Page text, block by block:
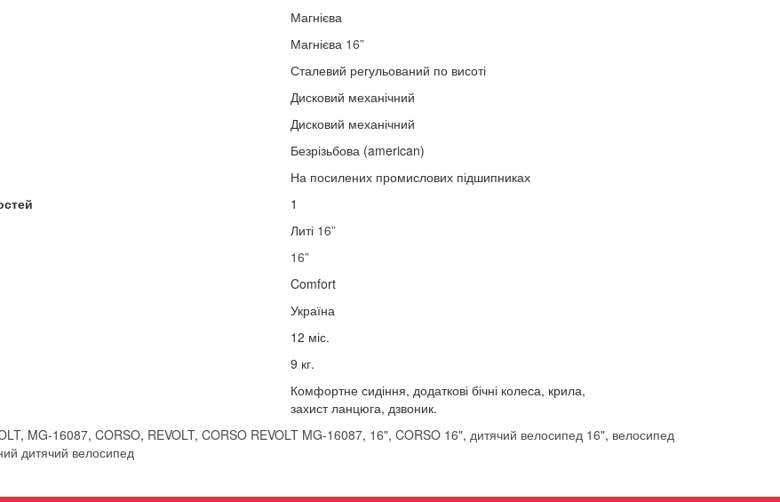
Магнієва
Магнієва 16”
Сталевий регульований по висоті
Дисковий механічний
Дисковий механічний
Безрізьбова (american)
На посилених промислових підшипниках
1
Литі 16”
16”
Comfort
Україна
12 міс.
9 кг.
Комфортне сидіння, додаткові бічні колеса, крила,
захист ланцюга, дзвоник.
, MG-16087, CORSO, REVOLT, CORSO REVOLT MG-16087, 16", CORSO 16", дитячий велосипед 16", велосипед
дитячий велосипед